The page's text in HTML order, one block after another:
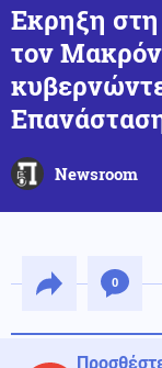
Εκρηξη
τον Μακρόν
Newsroom
0